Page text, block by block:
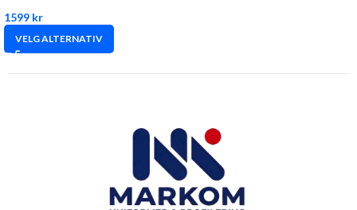
1599 kr
VELG ALTERNATIV